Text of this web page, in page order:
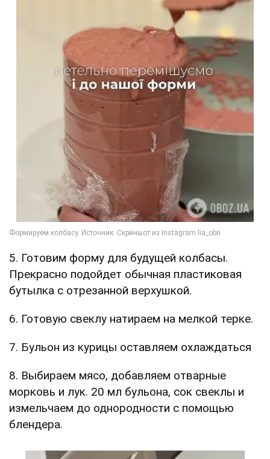
5. Готовим форму для будущей колбасы.
Прекрасно подойдет обычная пластиковая
бутылка с отрезанной верхушкой.
6. Готовую свеклу натираем на мелкой терке.
7. Бульон из курицы оставляем охлаждаться
8. Выбираем мясо, добавляем отварные
морковь и лук. 20 мл бульона, сок свеклы и
измельчаем до однородности с помощью
блендера.